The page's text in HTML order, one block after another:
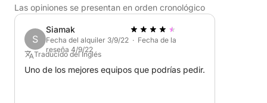
Las opiniones se presentan en orden cronológico
S
Siamak
Fecha del alquiler 3/9/22 · Fecha de la
reseña 4/9/22
Traducido del Inglés
Uno de los mejores equipos que podrías pedir.